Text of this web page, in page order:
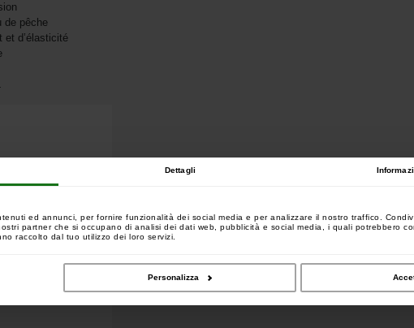
Dettagli
ed annunci, per fornire funzionalità dei social media e per analizzare il nostro traffico.
partner che si occupano di analisi dei dati web, pubblicità e social media, i quali potrebbero
raccolto dal tuo utilizzo dei loro servizi.
Personalizza
de pêche
et d’élasticité